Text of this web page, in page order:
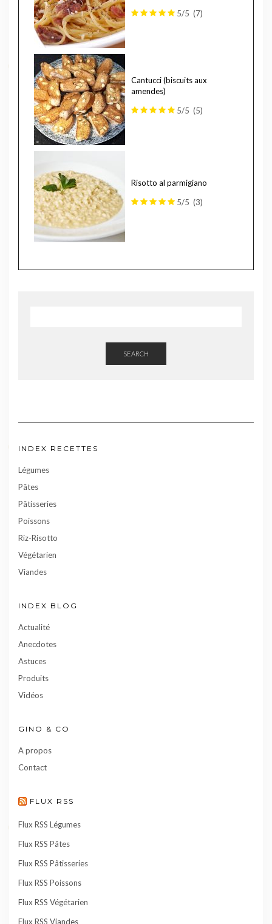
5/5 (7)
Cantucci (biscuits aux
amendes)
5/5 (5)
Risotto al parmigiano
5/5 (3)
SEARCH
INDEX RECETTES
Légumes
Pâtes
Pâtisseries
Poissons
Riz-Risotto
Végétarien
Viandes
INDEX BLOG
Actualité
Anecdotes
Astuces
Produits
Vidéos
GINO & CO
A propos
Contact
FLUX RSS
Flux RSS Légumes
Flux RSS Pâtes
Flux RSS Pâtisseries
Flux RSS Poissons
Flux RSS Végétarien
Flux RSS Viandes